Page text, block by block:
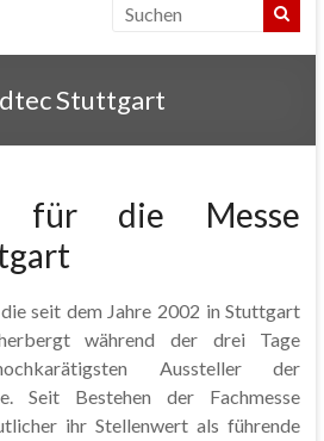
Messestände
für
Stuttgart
für die Messe
seit dem Jahre 2002 in Stuttgart
während der drei Tage
Aussteller der
Seit Bestehen der Fachmesse
ihr Stellenwert als führende